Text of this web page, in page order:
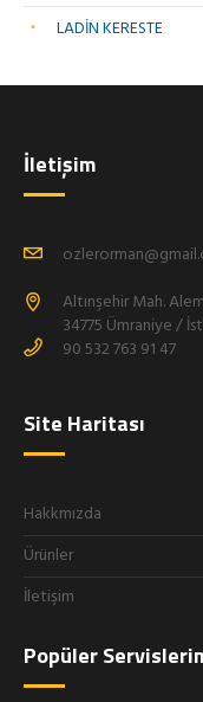
LADİN KERESTE
İletişim
Altınşehir Mah.
34775 Ümraniye /
90 532 763 91 47
Site Haritası
Hakkmızda
Ürünler
İletişim
Popüler